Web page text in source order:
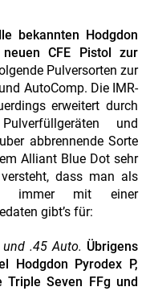
bekannten Hodgdon
CFE Pistol zur
Pulversorten zur
AutoComp. Die IMR-
erweitert durch
und
abbrennende Sorte
Alliant Blue Dot sehr
dass man als
immer mit einer
gibt’s für:
und .45 Auto. Übrigens
Hodgdon Pyrodex P,
Triple Seven FFg und